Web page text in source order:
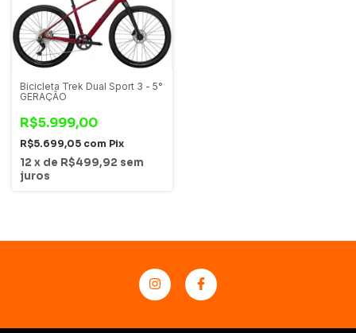
Bicicleta Trek Dual Sport 3 - 5°
GERAÇÃO
R$5.999,00
R$5.699,05 com Pix
12 x de R$499,92 sem
juros